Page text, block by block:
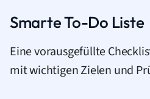
Smarte To-Do Liste
Eine vorausgefüllte
mit wichtigen Zielen und